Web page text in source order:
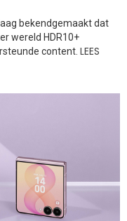
bekendgemaakt dat
wereld HDR10+
content. LEES